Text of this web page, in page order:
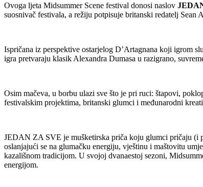
Ovoga ljeta Midsummer Scene festival donosi naslov
suosnivač festivala, a režiju potpisuje britanski redatelj Sean
Ispričana iz perspektive ostarjelog D’Artagnana koji igrom
igra pretvaraju klasik Alexandra Dumasa u razigrano,
Osim mačeva, u borbu ulazi sve što je pri ruci: štapovi,
festivalskim projektima, britanski glumci i međunarodni
JEDAN ZA SVE je mušketirska priča koju glumci pričaju (i
oslanjajući se na glumačku energiju, vještinu i maštovitu
kazališnom tradicijom. U svojoj dvanaestoj sezoni,
energijom.